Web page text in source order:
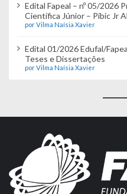
Edital Fapeal – nº 05/2026
Científica Júnior – Pibic Jr
por Vilma Naísia Xavier
Edital 01/2026 Edufal/
Teses e Dissertações
por Vilma Naísia Xavier